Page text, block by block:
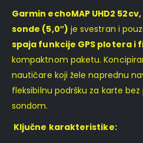
Garmin echoMAP UHD2
sonde (5,0″) je svestran i
spaja funkcije GPS plotera i
kompaktnom paketu.
nautičare koji žele naprednu
fleksibilnu podršku za karte
sondom.
Ključne karakteristike: